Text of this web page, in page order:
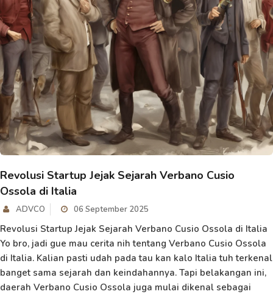
Revolusi Startup Jejak Sejarah Verbano Cusio
Ossola di Italia
ADVCO 06 September 2025
Revolusi Startup Jejak Sejarah Verbano Cusio Ossola di Italia
Yo bro, jadi gue mau cerita nih tentang Verbano Cusio Ossola
di Italia. Kalian pasti udah pada tau kan kalo Italia tuh terkenal
banget sama sejarah dan keindahannya. Tapi belakangan ini,
daerah Verbano Cusio Ossola juga mulai dikenal sebagai